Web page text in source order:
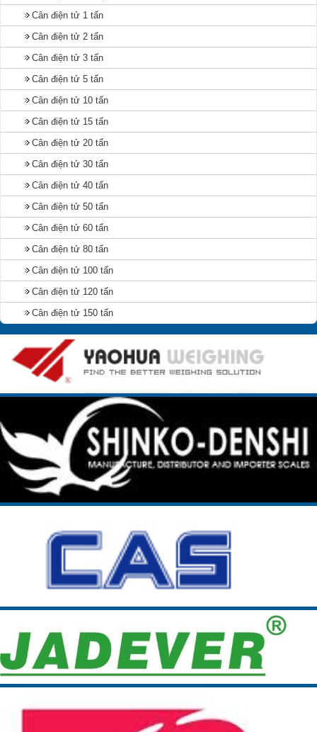
Cân điện tử 1 tấn
Cân điện tử 2 tấn
Cân điện tử 3 tấn
Cân điện tử 5 tấn
Cân điện tử 10 tấn
Cân điện tử 15 tấn
Cân điện tử 20 tấn
Cân điện tử 30 tấn
Cân điện tử 40 tấn
Cân điện tử 50 tấn
Cân điện tử 60 tấn
Cân điện tử 80 tấn
Cân điện tử 100 tấn
Cân điện tử 120 tấn
Cân điện tử 150 tấn